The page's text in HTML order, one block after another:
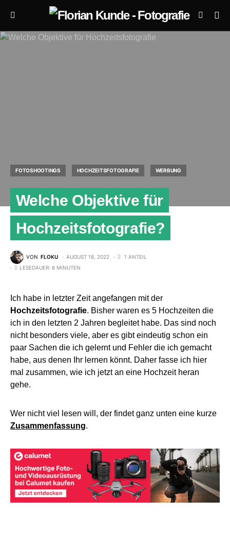
FOTOSHOOTINGS HOCHZEITSFOTOGRAFIE WERBUNG
Welche Objektive für
Hochzeitsfotografie?
VON FLOKU AUGUST 18, 2022
1 ANTEIL
LESEDAUER: 6 MINUTEN
Ich habe in letzter Zeit angefangen mit der
Hochzeitsfotografie. Bisher waren es 5 Hochzeiten die
ich in den letzten 2 Jahren begleitet habe. Das sind noch
nicht besonders viele, aber es gibt eindeutig schon ein
paar Sachen die ich gelernt und Fehler die ich gemacht
habe, aus denen Ihr lernen könnt. Daher fasse ich hier
mal zusammen, wie ich jetzt an eine Hochzeit heran
gehe.
Wer nicht viel lesen will, der findet ganz unten eine kurze
Zusammenfassung.